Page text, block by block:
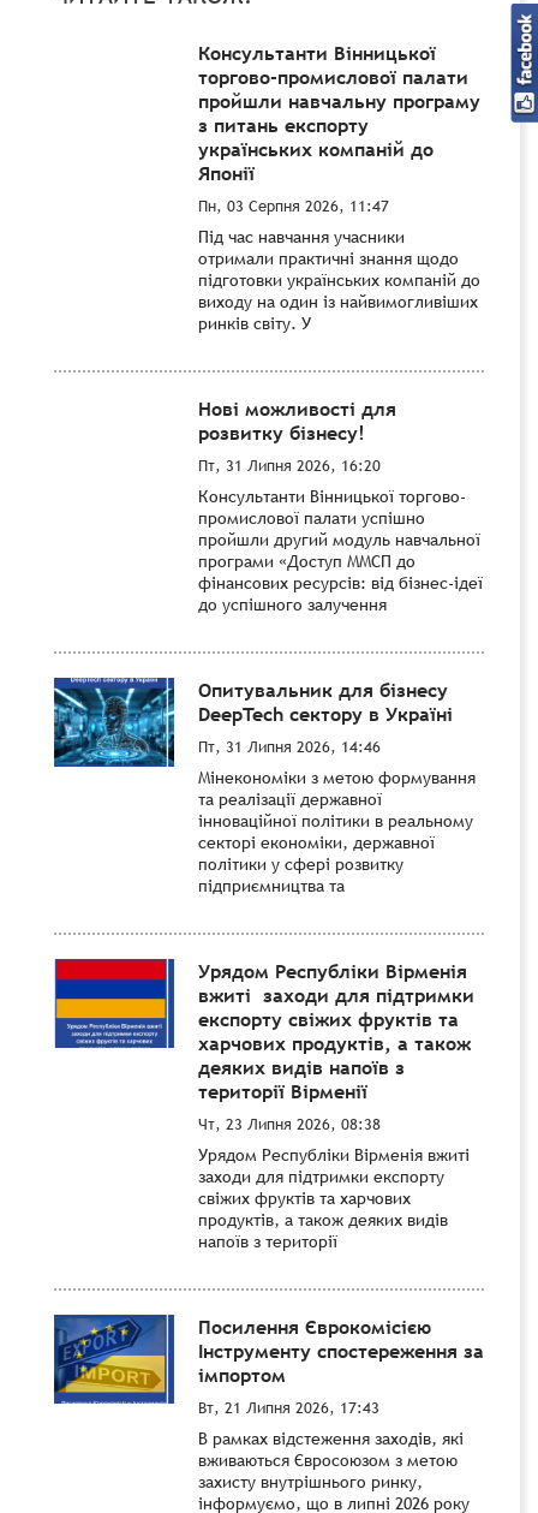
Консультанти Вінницької
торгово-промислової палати
пройшли навчальну програму
з питань експорту
українських компаній до
Японії
Пн, 03 Серпня 2026, 11:47
Під час навчання учасники
отримали практичні знання щодо
підготовки українських компаній до
виходу на один із найвимогливіших
ринків світу. У
Нові можливості для
розвитку бізнесу!
Пт, 31 Липня 2026, 16:20
Консультанти Вінницької торгово-
промислової палати успішно
пройшли другий модуль навчальної
програми «Доступ ММСП до
фінансових ресурсів: від бізнес-ідеї
до успішного залучення
Опитувальник для бізнесу
DeepTech сектору в Україні
Пт, 31 Липня 2026, 14:46
Мінекономіки з метою формування
та реалізації державної
інноваційної політики в реальному
секторі економіки, державної
політики у сфері розвитку
підприємництва та
Урядом Республіки Вірменія
вжиті заходи для підтримки
експорту свіжих фруктів та
харчових продуктів, а також
деяких видів напоїв з
території Вірменії
Чт, 23 Липня 2026, 08:38
Урядом Республіки Вірменія вжиті
заходи для підтримки експорту
свіжих фруктів та харчових
продуктів, а також деяких видів
напоїв з території
Посилення Єврокомісією
Інструменту спостереження за
імпортом
Вт, 21 Липня 2026, 17:43
В рамках відстеження заходів, які
вживаються Євросоюзом з метою
захисту внутрішнього ринку,
інформуємо, що в липні 2026 року